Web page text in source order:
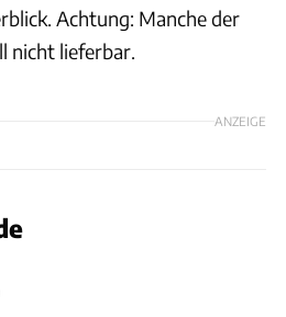
Achtung: Manche der
nicht lieferbar.
ANZEIGE